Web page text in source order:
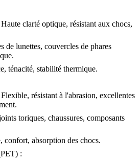
clarté optique, résistant aux chocs,
de lunettes, couvercles de phares
ténacité, stabilité thermique.
résistant à l'abrasion, excellentes
toriques, chaussures, composants
confort, absorption des chocs.
: